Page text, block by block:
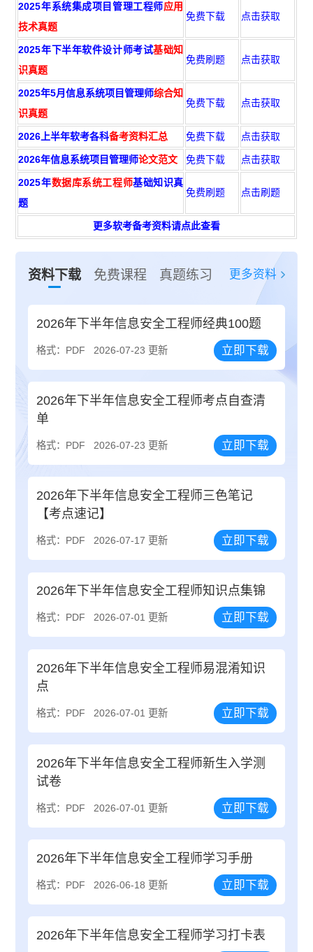
2025年系统集成项目管理工程师应用
技术真题
免费下载 点击获取
2025年下半年软件设计师考试基础知
识真题
免费刷题 点击获取
2025年5月信息系统项目管理师综合知
识真题
免费下载 点击获取
2026上半年软考各科备考资料汇总 免费下载 点击获取
2026年信息系统项目管理师论文范文 免费下载 点击获取
2025年数据库系统工程师基础知识真
题
免费刷题 点击刷题
更多软考备考资料请点此查看
资料下载 免费课程 真题练习 更多资料
2026年下半年信息安全工程师经典100题
格式：PDF 2026-07-23 更新 立即下载
2026年下半年信息安全工程师考点自查清
单
格式：PDF 2026-07-23 更新 立即下载
2026年下半年信息安全工程师三色笔记
【考点速记】
格式：PDF 2026-07-17 更新 立即下载
2026年下半年信息安全工程师知识点集锦
格式：PDF 2026-07-01 更新 立即下载
2026年下半年信息安全工程师易混淆知识
点
格式：PDF 2026-07-01 更新 立即下载
2026年下半年信息安全工程师新生入学测
试卷
格式：PDF 2026-07-01 更新 立即下载
2026年下半年信息安全工程师学习手册
格式：PDF 2026-06-18 更新 立即下载
2026年下半年信息安全工程师学习打卡表